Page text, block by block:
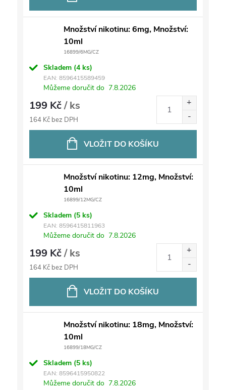
Množství nikotinu: 6mg, Množství:
10ml
16899/6MG/CZ
Skladem (4 ks)
EAN: 8596415589459
Můžeme doručit do 7.8.2026
199 Kč/ ks
164 Kč bez DPH
VLOŽIT DO KOŠÍKU
Množství nikotinu: 12mg, Množství:
10ml
16899/12MG/CZ
Skladem (5 ks)
EAN: 8596415811963
Můžeme doručit do 7.8.2026
199 Kč/ ks
164 Kč bez DPH
VLOŽIT DO KOŠÍKU
Množství nikotinu: 18mg, Množství:
10ml
16899/18MG/CZ
Skladem (5 ks)
EAN: 8596415950822
Můžeme doručit do 7.8.2026